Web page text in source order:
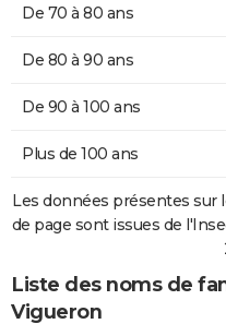
De 70 à 80 ans
De 80 à 90 ans
De 90 à 100 ans
Plus de 100 ans
Les données présentes sur
de page sont issues de
Liste des noms de
Vigueron